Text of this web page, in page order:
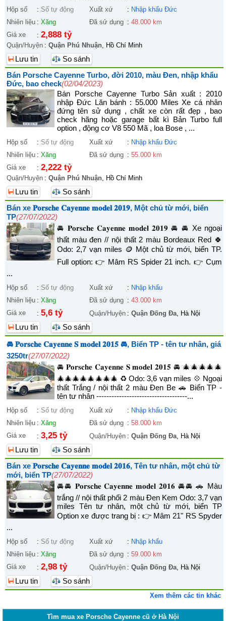
Hộp số : Số tự động Xuất xứ : Nhập khẩu Đức
Nhiên liệu : Xăng Đã sử dụng : 48.000 km
Giá xe
: 2,888 tỷ
Quận/Huyện : Quận Phú Nhuận, Hồ Chí Minh
Lưu tin
So sánh
Bán Porsche Cayenne Turbo, đời 2010, màu Đen, nhập khẩu
Đức, bao check(02/04/2023)
Bán Porsche Cayenne Turbo Sản xuất : 2010
nhập Đức Lăn bánh : 55.000 Miles Xe cá nhân
đứng tên sử dụng , chất xe còn rất đẹp , bao
check hãng hoặc garage bất kì Bản Turbo full
option , động cơ V8 550 Mã , loa Bose , ...
Hộp số : Số tự động Xuất xứ : Nhập khẩu Đức
Nhiên liệu : Xăng Đã sử dụng : 55.000 km
Giá xe
: 2,222 tỷ
Quận/Huyện : Quận Phú Nhuận, Hồ Chí Minh
Lưu tin
So sánh
Bán xe 𝐏𝐨𝐫𝐬𝐜𝐡𝐞 𝐂𝐚𝐲𝐞𝐧𝐧𝐞 𝐦𝐨𝐝𝐞𝐥 𝟐𝟎𝟏𝟗, Một chủ từ mới, biển
TP(27/07/2022)
🚘 𝐏𝐨𝐫𝐬𝐜𝐡𝐞 𝐂𝐚𝐲𝐞𝐧𝐧𝐞 𝐦𝐨𝐝𝐞𝐥 𝟐𝟎𝟏𝟗 🚘 🚘 Xe ngoại
thất màu đen // nội thất 2 màu Bordeaux Red 🍀
Odo: 2,7 vạn miles 🪙 Một chủ từ mới, biển TP.
Full option: 👉 Mâm RS Spider 21 inch. 👉 Cụm
...
Hộp số : Số tự động Xuất xứ : Nhập khẩu
Nhiên liệu : Xăng Đã sử dụng : 43.000 km
Giá xe
: 5,6 tỷ Quận/Huyện : Quận Đống Đa, Hà Nội
Lưu tin
So sánh
🚘 𝐏𝐨𝐫𝐬𝐜𝐡𝐞 𝐂𝐚𝐲𝐞𝐧𝐧𝐞 𝐒 𝐦𝐨𝐝𝐞𝐥 𝟐𝟎𝟏𝟓 🚘, Biển TP - tên tư nhân, giá
3250tr(27/07/2022)
🚘 𝐏𝐨𝐫𝐬𝐜𝐡𝐞 𝐂𝐚𝐲𝐞𝐧𝐧𝐞 𝐒 𝐦𝐨𝐝𝐞𝐥 𝟐𝟎𝟏𝟓 🚘 🎄🎄🎄🎄🎄
🎄🎄🎄🎄🎄🎄🎄🎄 ♻️ Odo: 3,6 vạn miles 💠 Ngoại
thất Trắng / nội thất 2 màu Đen Be 🚗 Biển TP -
tên tư nhân ------------------------------------...
Hộp số : Số tự động Xuất xứ : Nhập khẩu Đức
Nhiên liệu : Xăng Đã sử dụng : 58.000 km
Giá xe
: 3,25 tỷ Quận/Huyện : Quận Đống Đa, Hà Nội
Lưu tin
So sánh
Bán xe 𝐏𝐨𝐫𝐬𝐜𝐡𝐞 𝐂𝐚𝐲𝐞𝐧𝐧𝐞 𝐦𝐨𝐝𝐞𝐥 𝟐𝟎𝟏𝟔, Tên tư nhân, một chủ từ
mới, biển TP(27/07/2022)
🚘🚘 𝐏𝐨𝐫𝐬𝐜𝐡𝐞 𝐂𝐚𝐲𝐞𝐧𝐧𝐞 𝐦𝐨𝐝𝐞𝐥 𝟐𝟎𝟏𝟔 🚘🚘 🚗 Màu
trắng // nội thất phối 2 màu Đen Kem Odo: 3,7 vạn
miles Tên tư nhân, một chủ từ mới, biển TP
Option xe được trang bị : 👉 Mâm 21" RS Spyder
...
Hộp số : Số tự động Xuất xứ : Nhập khẩu
Nhiên liệu : Xăng Đã sử dụng : 59.000 km
Giá xe
: 2,98 tỷ Quận/Huyện : Quận Đống Đa, Hà Nội
Lưu tin So sánh
Xem thêm các tin khác
Tìm mua xe Porsche Cayenne cũ ở Hà Nội